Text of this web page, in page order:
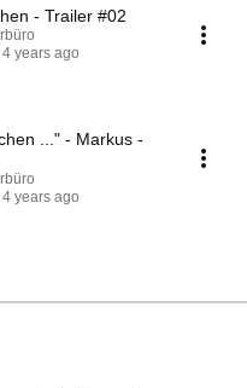
- Trailer #02
4 years ago
..." - Markus -
4 years ago